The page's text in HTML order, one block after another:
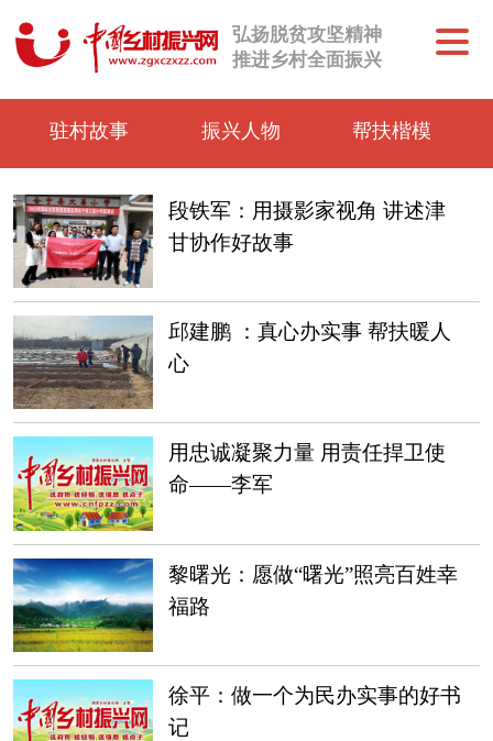
弘扬脱贫攻坚精神
推进乡村全面振兴
驻村故事 振兴人物 帮扶楷模
段铁军：用摄影家视角 讲述津
甘协作好故事
邱建鹏 ：真心办实事 帮扶暖人
心
用忠诚凝聚力量 用责任捍卫使
命——李军
黎曙光：愿做“曙光”照亮百姓幸
福路
徐平：做一个为民办实事的好书
记